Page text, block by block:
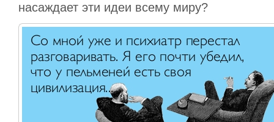
насаждает эти идеи всему миру?